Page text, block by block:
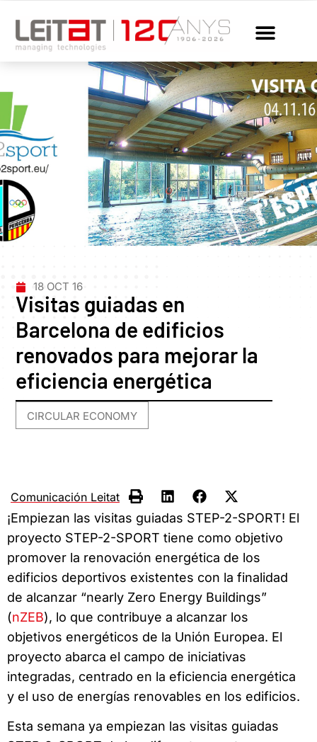
18 OCT 16
Visitas guiadas en
Barcelona de edificios
renovados para mejorar la
eficiencia energética
CIRCULAR ECONOMY
Comunicación Leitat
¡Empiezan las visitas guiadas STEP-2-SPORT! El
proyecto STEP-2-SPORT tiene como objetivo
promover la renovación energética de los
edificios deportivos existentes con la finalidad
de alcanzar “nearly Zero Energy Buildings”
(nZEB), lo que contribuye a alcanzar los
objetivos energéticos de la Unión Europea. El
proyecto abarca el campo de iniciativas
integradas, centrado en la eficiencia energética
y el uso de energías renovables en los edificios.
Esta semana ya empiezan las visitas guiadas